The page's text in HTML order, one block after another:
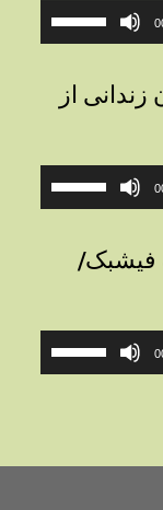
بالا
از
بالا
فیشبک/